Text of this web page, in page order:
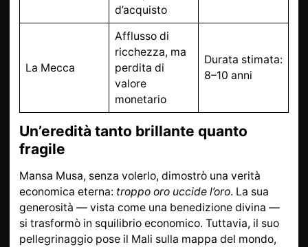
d’acquisto
La Mecca
Afflusso di
ricchezza, ma
perdita di
valore
monetario
Durata stimata:
8–10 anni
Un’eredità tanto brillante quanto
fragile
Mansa Musa, senza volerlo, dimostrò una verità
economica eterna: troppo oro uccide l’oro. La sua
generosità — vista come una benedizione divina —
si trasformò in squilibrio economico. Tuttavia, il suo
pellegrinaggio pose il Mali sulla mappa del mondo,